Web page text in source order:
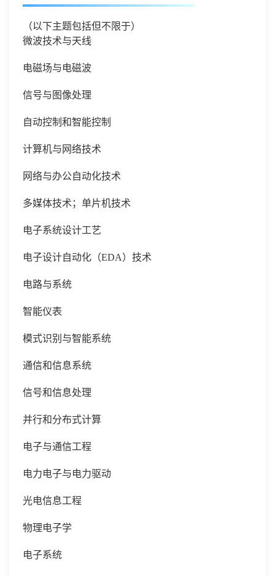
（以下主题包括但不限于）
微波技术与天线
电磁场与电磁波
信号与图像处理
自动控制和智能控制
计算机与网络技术
网络与办公自动化技术
多媒体技术；单片机技术
电子系统设计工艺
电子设计自动化（EDA）技术
电路与系统
智能仪表
模式识别与智能系统
通信和信息系统
信号和信息处理
并行和分布式计算
电子与通信工程
电力电子与电力驱动
光电信息工程
物理电子学
电子系统